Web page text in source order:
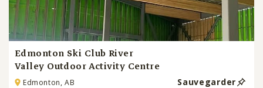
Edmonton Ski Club River
Valley Outdoor Activity Centre
Edmonton, AB Sauvegarder